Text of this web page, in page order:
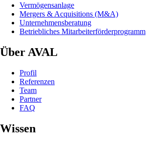
Vermögensanlage
Mergers & Acquisitions (M&A)
Unternehmensberatung
Betriebliches Mitarbeiterförderprogramm
Über AVAL
Profil
Referenzen
Team
Partner
FAQ
Wissen